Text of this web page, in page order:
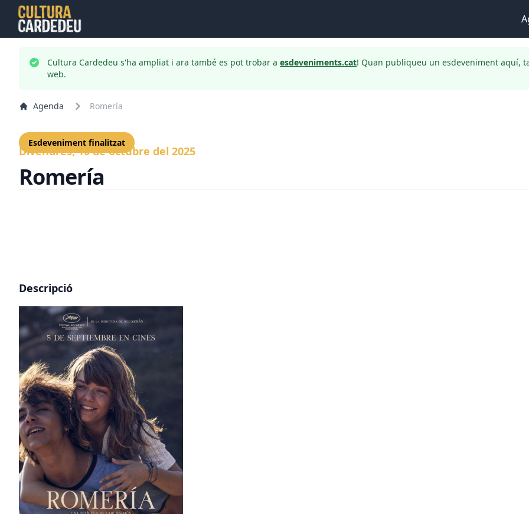
Cultura Cardedeu s'ha ampliat i ara també es pot trobar a esdeveniments.cat! Quan publiqueu un esdeveniment aquí,
web.
Agenda Romería
Esdeveniment finalitzat
Divendres, 10 de octubre del 2025
Romería
Descripció